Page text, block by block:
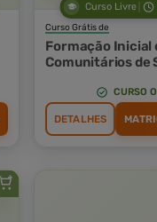
Curso Livre
Curso Grátis de
Formação Inicial
Comunitários de
CURSO
DETALHES